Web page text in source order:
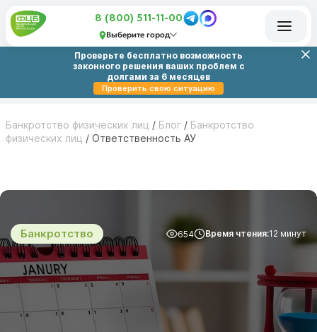
8 (800) 511-11-00
Выберите город
Проверьте бесплатно возможность
законного решения ваших проблем с
долгами за 6 месяцев
Проверить свою ситуацию
Банкротство физических лиц / Блог / Банкротство
физических лиц / Ответственность АУ
Банкротство 654 Время чтения:12 минут